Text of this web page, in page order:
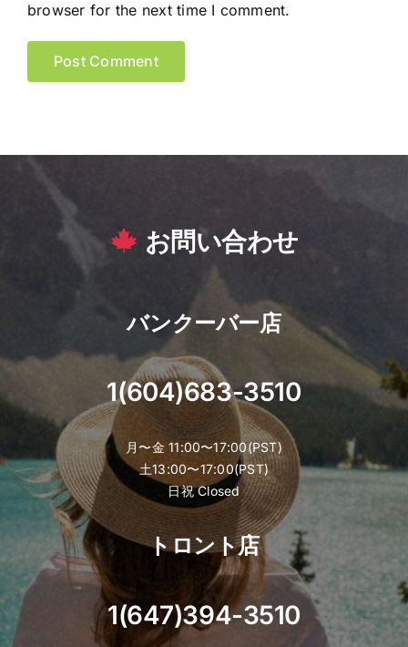
browser for the next time I comment.
お問い合わせ
バンクーバー店
1(604)683-3510
月〜金 11:00〜17:00(PST)
土13:00〜17:00(PST)
日祝 Closed
トロント店
1(647)394-3510